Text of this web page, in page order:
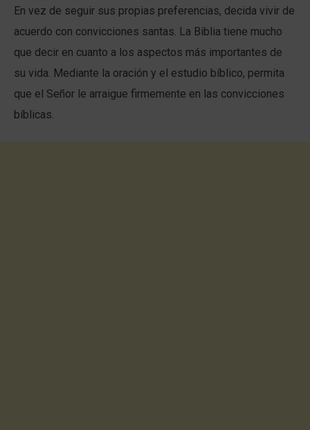
En vez de seguir sus propias preferencias, decida vivir de
acuerdo con convicciones santas. La Biblia tiene mucho
que decir en cuanto a los aspectos más importantes de
su vida. Mediante la oración y el estudio bíblico, permita
que el Señor le arraigue firmemente en las convicciones
bíblicas.